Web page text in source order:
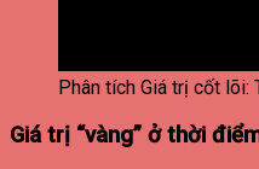
Phân tích Giá trị cốt lõi:
Giá trị “vàng” ở thời